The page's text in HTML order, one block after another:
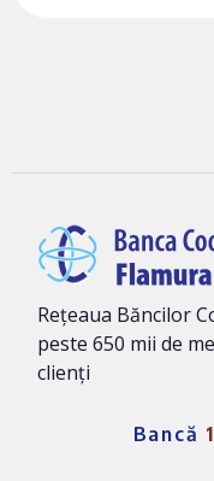
Rețeaua Băncilor
peste 650 mii de
clienți
Bancă